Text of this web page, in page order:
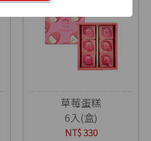
草莓蛋糕
6入(盒)
NT$ 330